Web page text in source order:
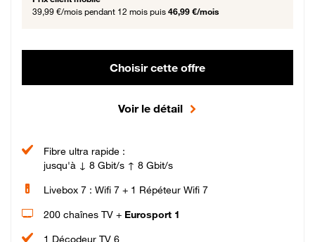
39,99 €/mois pendant 12 mois puis 46,99 €/mois
Choisir cette offre
Voir le détail
Fibre ultra rapide :
jusqu'à ↓ 8 Gbit/s ↑ 8 Gbit/s
Livebox 7 : Wifi 7 + 1 Répéteur Wifi 7
200 chaînes TV + Eurosport 1
1 Décodeur TV 6